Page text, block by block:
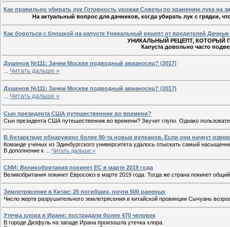
Как правильно убирать лук Готовность урожая Советы по хранению лука на
На актуальный вопрос для дачников, когда убирать лук с грядки,
Как бороться с блошкой на капусте Уникальный рецепт от вредителей
УНИКАЛЬНЫЙ РЕЦЕПТ, КОТОРЫЙ
Капуста довольно часто
Душенов №111: Зачем Москве подводный авианосец? (2017)
... Читать дальше »
Душенов №111: Зачем Москве подводный авианосец? (2017)
... Читать дальше »
Сын президента США путешественник во времени?
Сын президента США путешественник во времени? Звучит глупо. Однако
В Антарктиде обнаружено более 90-та новых вулканов. Если они начнут
Команде ученых из Эдинбургского университета удалось отыскать самый
В дополнение к
Читать дальше »
СМИ: Великобритания покинет ЕС в марте 2019 года
Великобритания покинет Евросоюз в марте 2019 года. Тогда же страна покинет
Землетрясение в Китае: 25 погибших, почти 500 раненых
Число жертв разрушительного землетрясения в китайской провинции Сычуань
Утечка хлора в Иране: пострадали более 470 человек
В городе Дизфуль на западе Ирана произошла утечка хлора.